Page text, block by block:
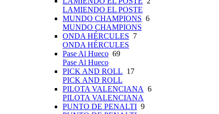
LAMIENDO EL POSTE
MUNDO CHAMPIONS 6
MUNDO CHAMPIONS
ONDA HÉRCULES 7
ONDA HÉRCULES
Pase Al Hueco 69
Pase Al Hueco
PICK AND ROLL 17
PICK AND ROLL
PILOTA VALENCIANA 6
PILOTA VALENCIANA
PUNTO DE PENALTI 9